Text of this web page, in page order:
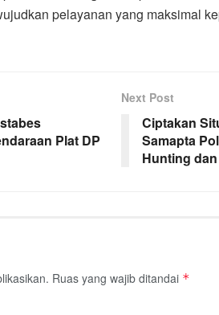
pelayanan yang maksimal
Plat DP
Next Post
Ciptakan
Samapta
Hunting
Ruas yang wajib ditandai *